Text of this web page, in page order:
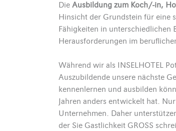
Die Ausbildung zum Koch/-in,
Hinsicht der Grundstein für eine
Fähigkeiten in unterschiedlichen
Herausforderungen im
Während wir als INSELHOTEL
Auszubildende unsere nächste
kennenlernen und ausbilden
Jahren anders entwickelt hat.
Unternehmen. Daher
der Sie Gastlichkeit GROSS